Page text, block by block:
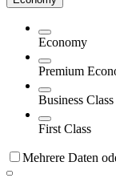
Economy
Premium
Business Class
First Class
Mehrere Daten